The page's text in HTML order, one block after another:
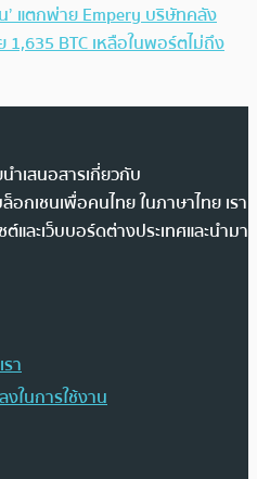
’ แตกพ่าย Empery บริษัทคลัง
1,635 BTC เหลือในพอร์ตไม่ถึง
ำเสนอสารเกี่ยวกับ
อกเชนเพื่อคนไทย ในภาษาไทย เรา
ละเว็บบอร์ดต่างประเทศและนำมา
า
ในการใช้งาน